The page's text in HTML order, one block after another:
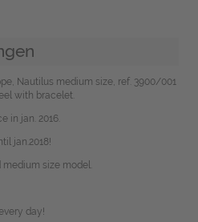
Nautilus medium size, ref. 3900/001
with bracelet.
in jan. 2016.
jan.2018!
size model.
day!